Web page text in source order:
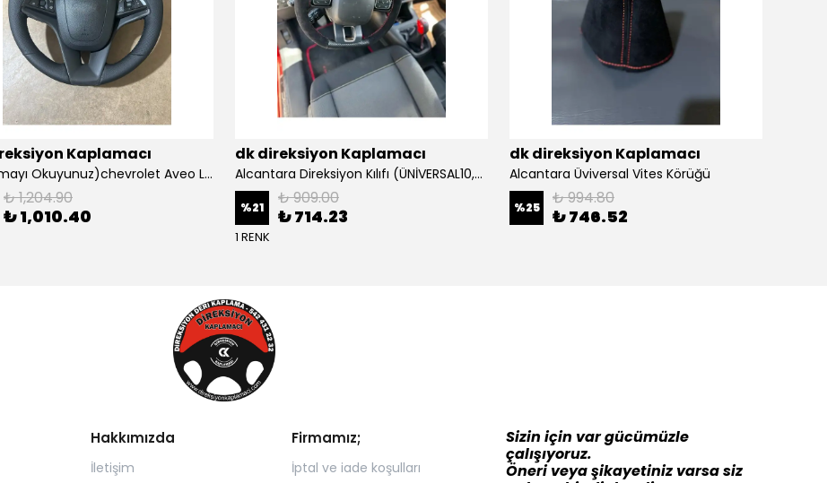
Kaplamacı
Açıklamayı Okuyunuz)chevrolet Aveo Lt-ls Araca Özel Direksiyon Kılıfı (plastik Kapaksız Direksiyon
₺ 1,204.90
₺ 1,010.40
dk direksiyon Kaplamacı
Alcantara Direksiyon Kılıfı (ÜNİVERSAL10,5CM) Açıklamayı Okuynz
%21 ₺ 909.00
₺ 714.23
1 RENK
dk direksiyon Kaplamacı
Alcantara Üviversal Vites Körüğü
%25 ₺ 994.80
₺ 746.52
Hakkımızda
İletişim
Firmamız;
İptal ve iade koşulları
Sizin için var gücümüzle
çalışıyoruz.
Öneri veya şikayetiniz varsa siz